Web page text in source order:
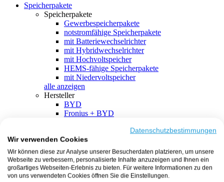
Speicherpakete
Speicherpakete
Gewerbespeicherpakete
notstromfähige Speicherpakete
mit Batteriewechselrichter
mit Hybridwechselrichter
mit Hochvoltspeicher
HEMS-fähige Speicherpakete
mit Niedervoltspeicher
alle anzeigen
Hersteller
BYD
Fronius + BYD
SMA + BYD
EcoFlow
EcoFlow + EcoFlow
FENECON
FENECON + FENECON
Datenschutzbestimmungen
Wir verwenden Cookies
Wir können diese zur Analyse unserer Besucherdaten platzieren, um unsere
Webseite zu verbessern, personalisierte Inhalte anzuzeigen und Ihnen ein
großartiges Webseiten-Erlebnis zu bieten. Für weitere Informationen zu den
von uns verwendeten Cookies öffnen Sie die Einstellungen.